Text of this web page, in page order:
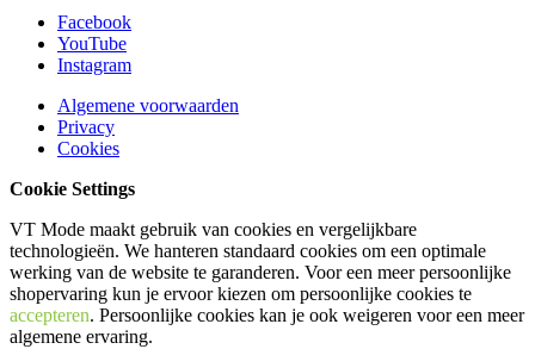
Facebook
YouTube
Instagram
Algemene voorwaarden
Privacy
Cookies
Cookie Settings
VT Mode maakt gebruik van cookies en vergelijkbare
technologieën. We hanteren standaard cookies om een optimale
werking van de website te garanderen. Voor een meer persoonlijke
shopervaring kun je ervoor kiezen om persoonlijke cookies te
accepteren. Persoonlijke cookies kan je ook weigeren voor een meer
algemene ervaring.